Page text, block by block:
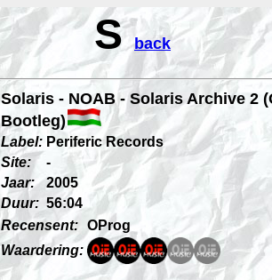
Sback
Solaris - NOAB - Solaris Archive 2
Bootleg)
Label: Periferic Records
Site:
-
Jaar:
2005
Duur: 56:04
Recensent: OProg
Waardering: